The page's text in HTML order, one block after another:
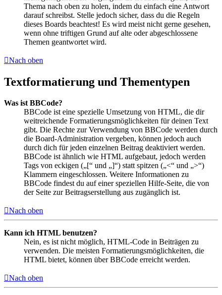
Thema nach oben zu holen, indem du einfach eine Antwort
darauf schreibst. Stelle jedoch sicher, dass du die Regeln
dieses Boards beachtest! Es wird meist nicht gerne gesehen,
wenn ohne triftigen Grund auf alte oder abgeschlossene
Themen geantwortet wird.
Nach oben
Textformatierung und Thementypen
Was ist BBCode?
BBCode ist eine spezielle Umsetzung von HTML, die dir
weitreichende Formatierungsmöglichkeiten für deinen Text
gibt. Die Rechte zur Verwendung von BBCode werden durch
die Board-Administration vergeben, können jedoch auch
durch dich für jeden einzelnen Beitrag deaktiviert werden.
BBCode ist ähnlich wie HTML aufgebaut, jedoch werden
Tags von eckigen („[“ und „]“) statt spitzen („<“ und „>“)
Klammern eingeschlossen. Weitere Informationen zu
BBCode findest du auf einer speziellen Hilfe-Seite, die von
der Seite zur Beitragserstellung aus zugänglich ist.
Nach oben
Kann ich HTML benutzen?
Nein, es ist nicht möglich, HTML-Code in Beiträgen zu
verwenden. Die meisten Formatierungsmöglichkeiten, die
HTML bietet, können über BBCode erreicht werden.
Nach oben